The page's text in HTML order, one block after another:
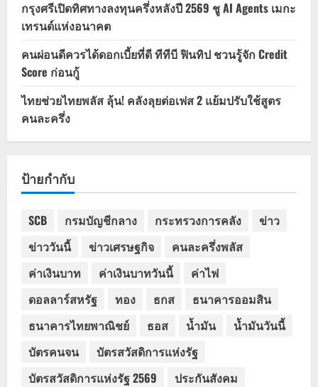
กรุงศรีเปิดทิศทางลงทุนครึ่งหลังปี 2569 ชู AI Agents เมกะ
เทรนด์แห่งอนาคต
คนผ่อนดีควรได้ดอกเบี้ยที่ดี ทีทีบี ฟินทิป ชวนรู้จัก Credit
Score ก่อนกู้
ไทยช่วยไทยพลัส ลุ้น! คลังลุยต่อเฟส 2 แย้มปรับใช้สูตร
คนละครึ่ง
ป้ายกำกับ
SCB กรมบัญชีกลาง กระทรวงการคลัง
ข่าว
ข่าววันนี้
ข่าวเศรษฐกิจ
คนละครึ่งพลัส
ค่าเงินบาท
ค่าเงินบาทวันนี้
ค่าไฟ
ดอลลาร์สหรัฐ
ทอง ธกส
ธนาคารออมสิน
ธนาคารไทยพาณิชย์
ธอส น้ำมัน
น้ำมันวันนี้
บัตรคนจน
บัตรสวัสดิการแห่งรัฐ
บัตรสวัสดิการแห่งรัฐ 2569
ประกันสังคม